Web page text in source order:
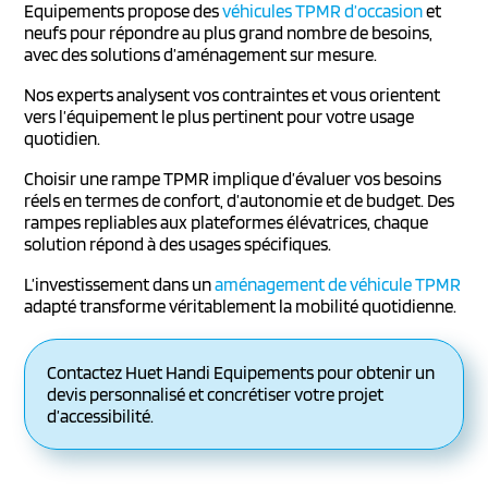
Equipements propose desvéhicules TPMR d’occasionet
neufs pour répondre au plus grand nombre de besoins,
avec des solutions d’aménagement sur mesure.
Nos experts analysent vos contraintes et vous orientent
vers l’équipement le plus pertinent pour votre usage
quotidien.
Choisir une rampe TPMR implique d’évaluer vos besoins
réels en termes de confort, d’autonomie et de budget. Des
rampes repliables aux plateformes élévatrices, chaque
solution répond à des usages spécifiques.
L’investissement dans unaménagement de véhicule TPMR
adapté transforme véritablement la mobilité quotidienne.
Contactez Huet Handi Equipements pour obtenir un
devis personnalisé et concrétiser votre projet
d’accessibilité.